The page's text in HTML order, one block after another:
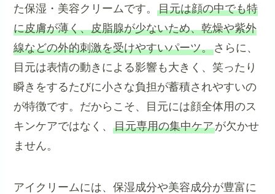
た保湿・美容クリームです。目元は顔の中でも特
に皮膚が薄く、皮脂腺が少ないため、乾燥や紫外
線などの外的刺激を受けやすいパーツ。さらに、
目元は表情の動きによる影響も大きく、笑ったり
瞬きをするたびに小さな負担が蓄積されやすいの
が特徴です。だからこそ、目元には顔全体用のス
キンケアではなく、目元専用の集中ケアが欠かせ
ません。
アイクリームには、保湿成分や美容成分が豊富に